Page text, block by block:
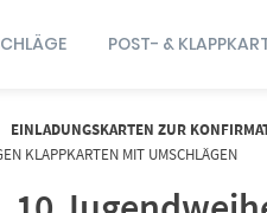
POST- &
EINLADUNGSKARTEN ZUR
KLAPPKARTEN MIT UMSCHLÄGEN